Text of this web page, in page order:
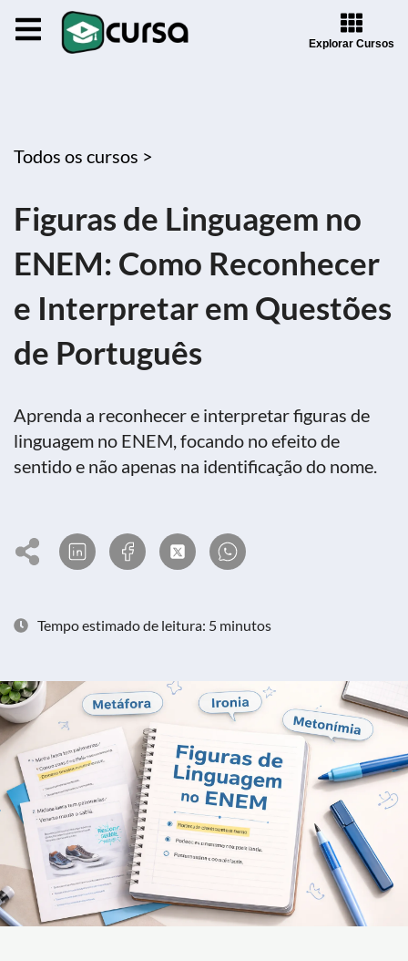
Explorar Cursos
Todos os cursos >
Figuras de Linguagem no
ENEM: Como Reconhecer
e Interpretar em Questões
de Português
Aprenda a reconhecer e interpretar figuras de
linguagem no ENEM, focando no efeito de
sentido e não apenas na identificação do nome.
Tempo estimado de leitura: 5 minutos